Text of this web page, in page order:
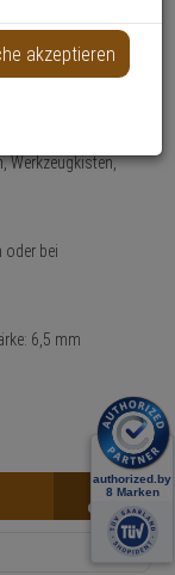
40HB40
Werkzeugkisten,
oder bei
6,5 mm
B2B
akzeptieren